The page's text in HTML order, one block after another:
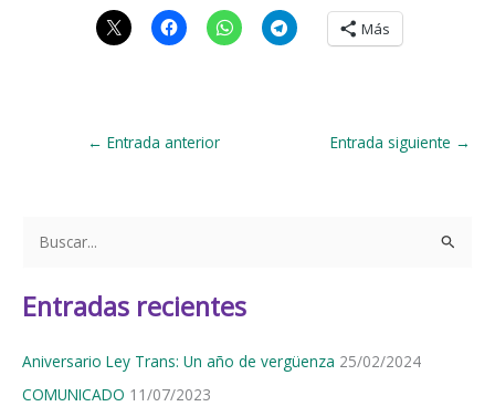
Más
← Entrada anterior Entrada siguiente →
cEntradas recientes
Aniversario Ley Trans: Un año de vergüenza 25/02/2024
COMUNICADO 11/07/2023